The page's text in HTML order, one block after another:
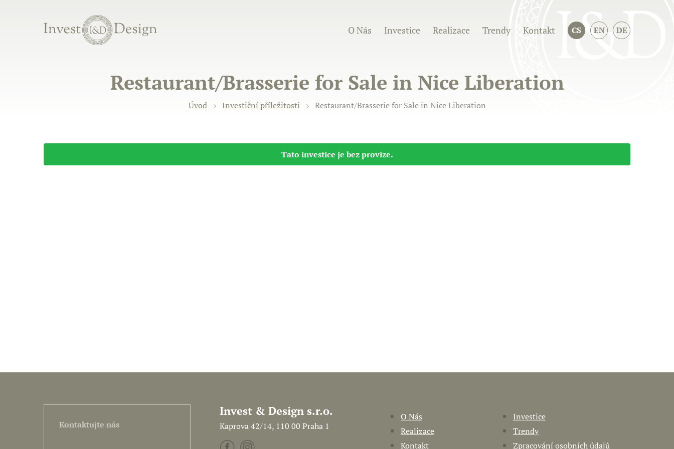
O Nás Investice Realizace Trendy Kontakt CS EN DE
Restaurant/Brasserie for Sale in Nice Liberation
Úvod Investiční příležitosti Restaurant/Brasserie for Sale in Nice Liberation
Tato investice je bez provize.
Kontaktujte nás
Invest & Design s.r.o.
Kaprova 42/14, 110 00 Praha 1
O Nás
Investice
Realizace
Trendy
Kontakt
Zpracování osobních údajů